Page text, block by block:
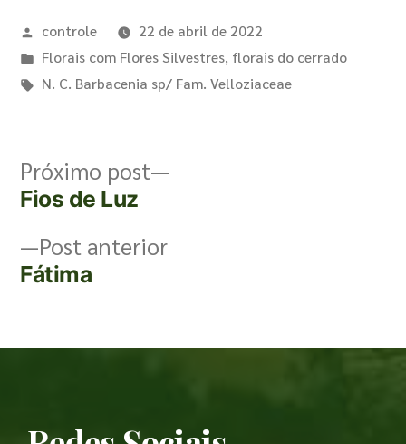
controle
22 de abril de 2022
Florais com Flores Silvestres, florais do cerrado
N. C. Barbacenia sp/ Fam. Velloziaceae
Post anterior
Fátima
Próximo post
Fios de Luz